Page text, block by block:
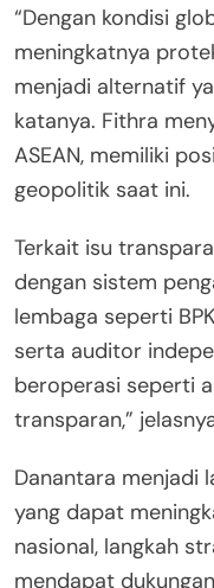
“Dengan kondisi
meningkatnya
menjadi alternatif
katanya. Fithra
ASEAN, memiliki
geopolitik saat ini.
Terkait isu
dengan sistem
lembaga seperti
serta auditor
beroperasi seperti
transparan,”
Danantara menjadi
yang dapat
nasional, langkah
mendapat